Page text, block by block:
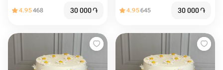
день рождения, девушке,
4.95468 30 000֏
день рождения, девушке,
4.95645 30 000֏